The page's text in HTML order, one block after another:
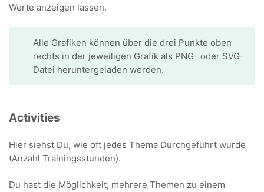
Werte anzeigen lassen.
Alle Grafiken können über die drei Punkte oben
rechts in der jeweiligen Grafik als PNG- oder SVG-
Datei heruntergeladen werden.
Activities
Hier siehst Du, wie oft jedes Thema Durchgeführt wurde
(Anzahl Trainingsstunden).
Du hast die Möglichkeit, mehrere Themen zu einem